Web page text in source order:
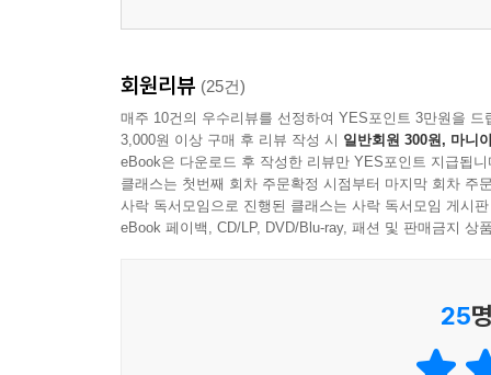
회원리뷰 (25건)
매주 10건의 우수리뷰를 선정하여 YES포인트 3만원을 드
3,000원 이상 구매 후 리뷰 작성 시 일반회원 300원, 마니
eBook은 다운로드 후 작성한 리뷰만 YES포인트 지급됩니
클래스는 첫번째 회차 주문확정 시점부터 마지막 회차 주
사락 독서모임으로 진행된 클래스는 사락 독서모임 게시
eBook 페이백, CD/LP, DVD/Blu-ray, 패션 및 판매금지 상
25